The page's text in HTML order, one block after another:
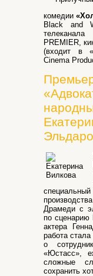
комедии
Black and
PREMIER,
(входит в
Cinema
Драмеди с
по сценарию
актера
работа
о
«Юстасс»,
сложные
сохранить